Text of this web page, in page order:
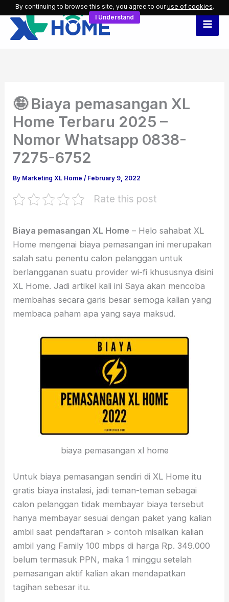
Skip
content
🤪 Biaya pemasangan XL
Home Terbaru 2025 –
Nomor Whatsapp 0838-
7275-6752
By Marketing XL Home/ February 9, 2022
Rate this post
Biaya pemasangan XL Home – Helo sahabat XL
Home mengenai biaya pemasangan ini merupakan
salah satu penentu calon pelanggan untuk
berlangganan suatu provider wi-fi khususnya disini
XL Home. Jadi artikel kali ini Saya akan mencoba
membahas secara garis besar semoga kalian yang
membaca paham apa yang saya maksud.
biaya pemasangan xl home
Untuk biaya pemasangan sendiri di XL Home itu
gratis biaya instalasi, jadi teman-teman sebagai
calon pelanggan tidak membayar biaya tersebut
hanya membayar sesuai dengan paket yang kalian
ambil saat pendaftaran > contoh misalkan kalian
ambil yang Family 100 mbps di harga Rp. 349.000
belum termasuk PPN, maka 1 minggu setelah
pemasangan aktif kalian akan mendapatkan
tagihan sebesar itu.
By continuing to browse this site, you agree to ouruse of cookies.
I Understand